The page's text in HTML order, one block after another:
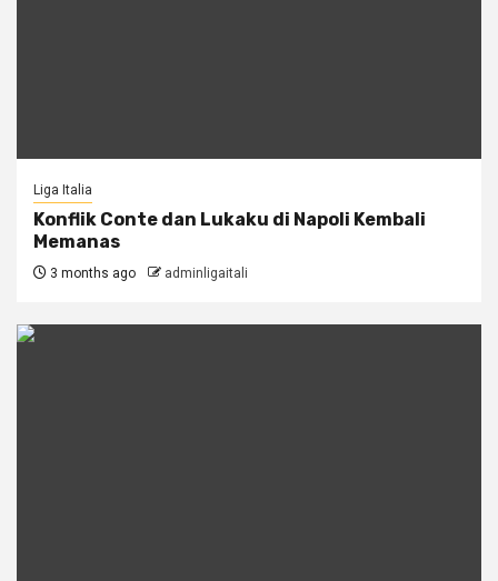
Liga Italia
Konflik Conte dan Lukaku di Napoli Kembali
Memanas
3 months ago adminligaitali